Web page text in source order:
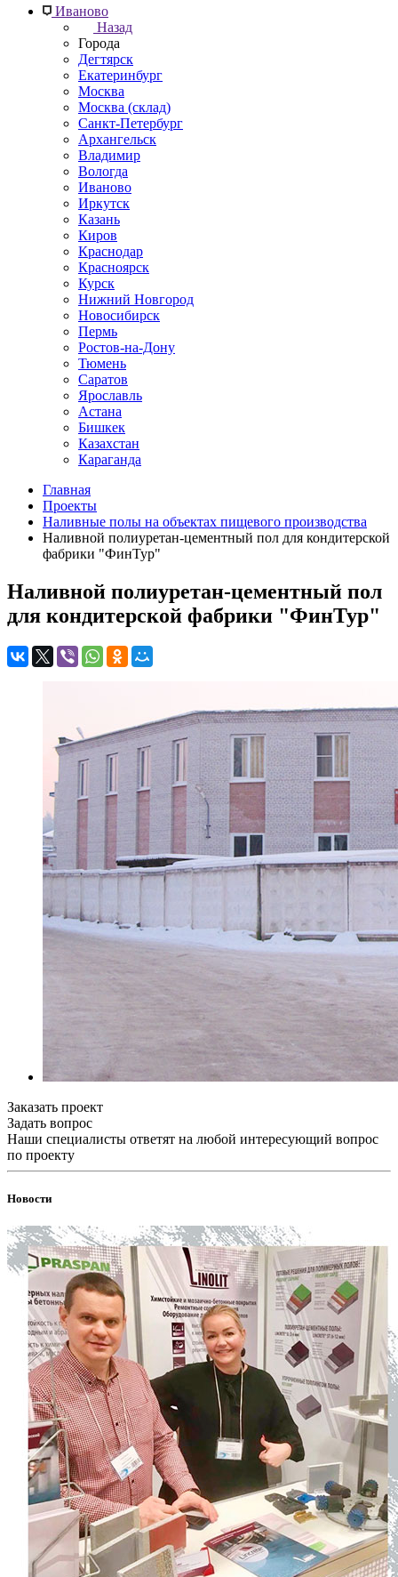
Иваново
Назад
Города
Дегтярск
Екатеринбург
Москва
Москва (склад)
Санкт-Петербург
Архангельск
Владимир
Вологда
Иваново
Иркутск
Казань
Киров
Краснодар
Красноярск
Курск
Нижний Новгород
Новосибирск
Пермь
Ростов-на-Дону
Тюмень
Саратов
Ярославль
Астана
Бишкек
Казахстан
Караганда
Главная
Проекты
Наливные полы на объектах пищевого производства
Наливной полиуретан-цементный пол для кондитерской
фабрики "ФинТур"
Наливной полиуретан-цементный пол
для кондитерской фабрики "ФинТур"
Заказать проект
Задать вопрос
Наши специалисты ответят на любой интересующий вопрос
по проекту
Новости